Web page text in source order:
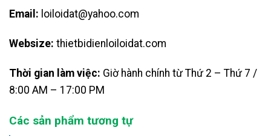
Email: loiloidat@yahoo.com
Websize: thietbidienloiloidat.com
Thời gian làm việc: Giờ hành chính từ Thứ 2 – Thứ 7 /
8:00 AM – 17:00 PM
Các sản phẩm tương tự